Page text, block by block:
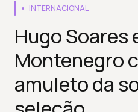
INTERNACIONAL
Hugo Soares
Montenegro
amuleto da